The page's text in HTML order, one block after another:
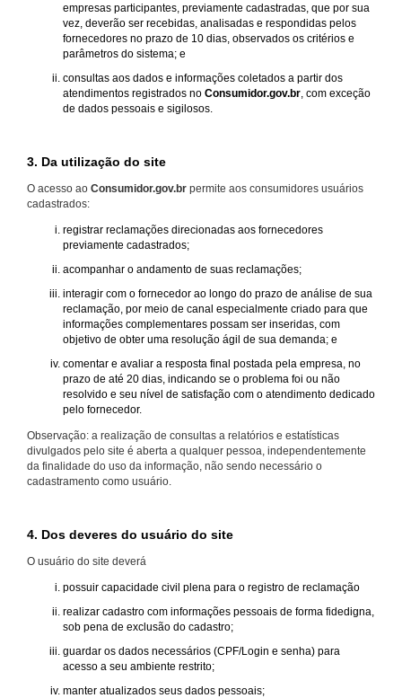
empresas participantes, previamente cadastradas, que por sua
vez, deverão ser recebidas, analisadas e respondidas pelos
fornecedores no prazo de 10 dias, observados os critérios e
parâmetros do sistema; e
consultas aos dados e informações coletados a partir dos
atendimentos registrados no Consumidor.gov.br , com exceção
de dados pessoais e sigilosos.
3. Da utilização do site
O acesso ao Consumidor.gov.br permite aos consumidores usuários
cadastrados:
registrar reclamações direcionadas aos fornecedores
previamente cadastrados;
acompanhar o andamento de suas reclamações;
interagir com o fornecedor ao longo do prazo de análise de sua
reclamação, por meio de canal especialmente criado para que
informações complementares possam ser inseridas, com
objetivo de obter uma resolução ágil de sua demanda; e
comentar e avaliar a resposta final postada pela empresa, no
prazo de até 20 dias, indicando se o problema foi ou não
resolvido e seu nível de satisfação com o atendimento dedicado
pelo fornecedor.
Observação: a realização de consultas a relatórios e estatísticas
divulgados pelo site é aberta a qualquer pessoa, independentemente
da finalidade do uso da informação, não sendo necessário o
cadastramento como usuário.
4. Dos deveres do usuário do site
O usuário do site deverá
possuir capacidade civil plena para o registro de reclamação
realizar cadastro com informações pessoais de forma fidedigna,
sob pena de exclusão do cadastro;
guardar os dados necessários (CPF/Login e senha) para
acesso a seu ambiente restrito;
manter atualizados seus dados pessoais;